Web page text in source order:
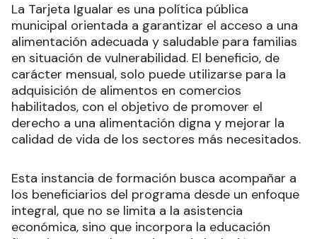
La Tarjeta Igualar es una política pública
municipal orientada a garantizar el acceso a una
alimentación adecuada y saludable para familias
en situación de vulnerabilidad. El beneficio, de
carácter mensual, solo puede utilizarse para la
adquisición de alimentos en comercios
habilitados, con el objetivo de promover el
derecho a una alimentación digna y mejorar la
calidad de vida de los sectores más necesitados.
Esta instancia de formación busca acompañar a
los beneficiarios del programa desde un enfoque
integral, que no se limita a la asistencia
económica, sino que incorpora la educación